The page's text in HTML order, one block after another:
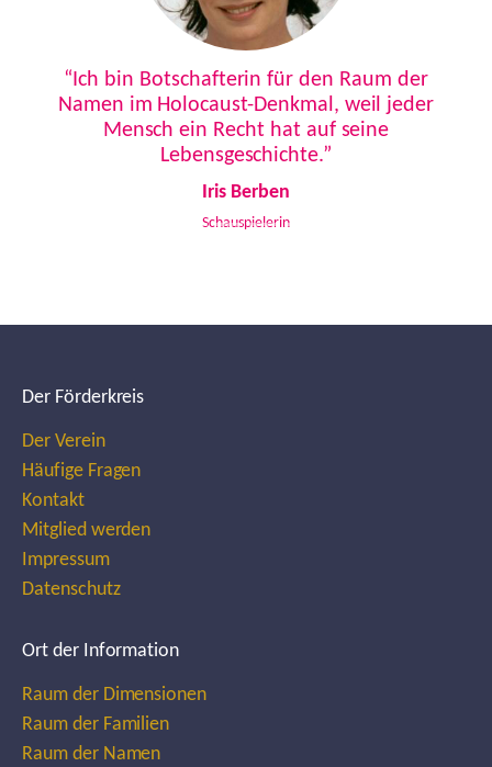
“Ich bin Botschafterin für den Raum der
Namen im Holocaust-Denkmal, weil jeder
Mensch ein Recht hat auf seine
Lebensgeschichte.”
Iris Berben
Schauspielerin
Der Förderkreis
Der Verein
Häufige Fragen
Kontakt
Mitglied werden
Impressum
Datenschutz
Ort der Information
Raum der Dimensionen
Raum der Familien
Raum der Namen